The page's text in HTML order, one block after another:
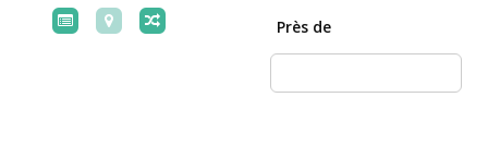
Près de